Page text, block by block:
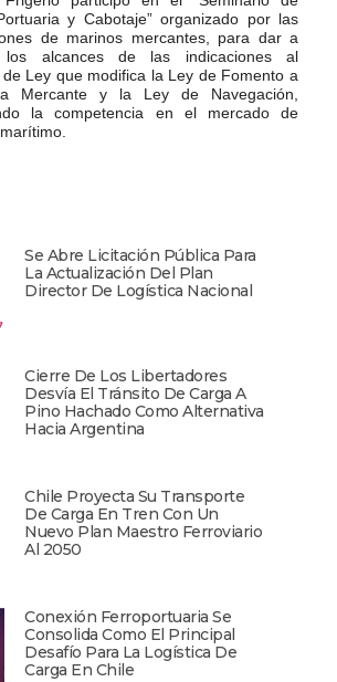
y Cabotaje” organizado por las
de marinos mercantes, para dar a
los alcances de las indicaciones al
de Ley que modifica la Ley de Fomento a
Mercante y la Ley de Navegación,
la competencia en el mercado de
Se Abre Licitación Pública Para
La Actualización Del Plan
Director De Logística Nacional
Cierre De Los Libertadores
Desvía El Tránsito De Carga A
Pino Hachado Como Alternativa
Hacia Argentina
Chile Proyecta Su Transporte
De Carga En Tren Con Un
Nuevo Plan Maestro Ferroviario
Al 2050
Conexión Ferroportuaria Se
Consolida Como El Principal
Desafío Para La Logística De
Carga En Chile